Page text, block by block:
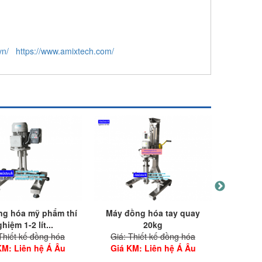
https://www.amixtech.com/
hóa mỹ phẩm thí
1-2 lít...
kế đồng hóa
: Liên hệ Á Âu
Máy đồng hóa tay quay
20kg
Giá: Thiết kế đồng hóa
Giá KM: Liên hệ Á Âu